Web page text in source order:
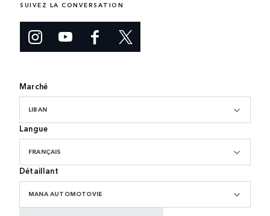
SUIVEZ LA CONVERSATION
Marché
LIBAN
Langue
FRANÇAIS
Détaillant
MANA AUTOMOTOVIE